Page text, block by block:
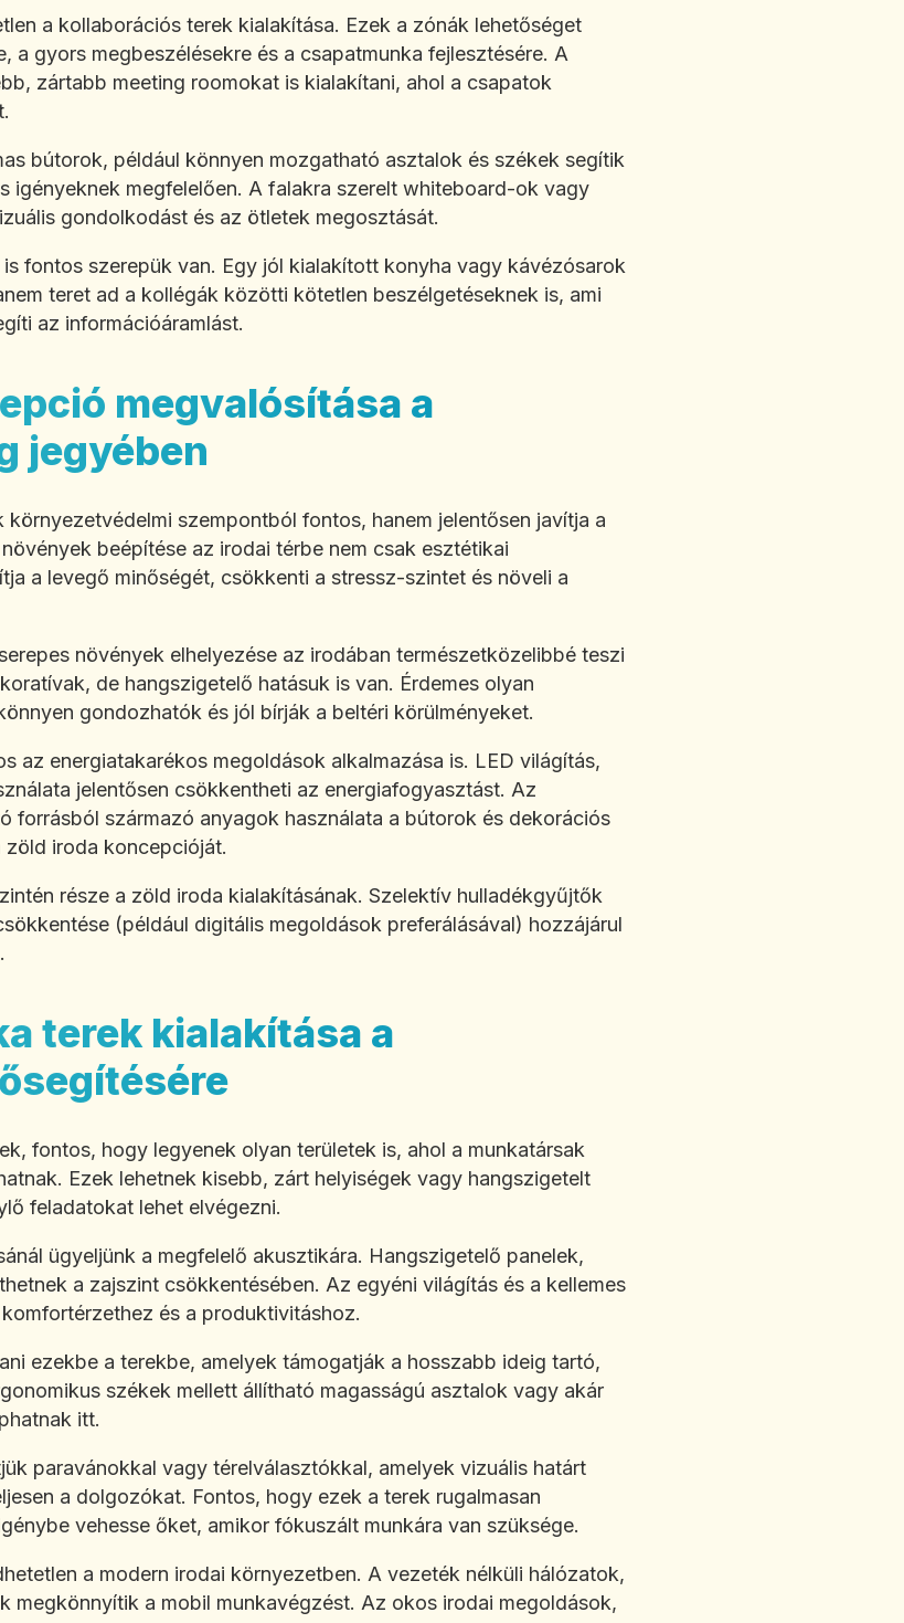
a kollaborációs terek kialakítása. Ezek a zónák lehetőséget
a gyors megbeszélésekre és a csapatmunka fejlesztésére. A
zártabb meeting roomokat is kialakítani, ahol a csapatok
bútorok, például könnyen mozgatható asztalok és székek segítik
igényeknek megfelelően. A falakra szerelt whiteboard-ok vagy
gondolkodást és az ötletek megosztását.
fontos szerepük van. Egy jól kialakított konyha vagy kávézósarok
teret ad a kollégák közötti kötetlen beszélgetéseknek is, ami
az információáramlást.
megvalósítása a
jegyében
szempontból fontos, hanem jelentősen javítja a
beépítése az irodai térbe nem csak esztétikai
a levegő minőségét, csökkenti a stressz-szintet és növeli a
növények elhelyezése az irodában természetközelibbé teszi
de hangszigetelő hatásuk is van. Érdemes olyan
gondozhatók és jól bírják a beltéri körülményeket.
az energiatakarékos megoldások alkalmazása is. LED világítás,
jelentősen csökkentheti az energiafogyasztást. Az
forrásból származó anyagok használata a bútorok és dekorációs
zöld iroda koncepcióját.
része a zöld iroda kialakításának. Szelektív hulladékgyűjtők
(például digitális megoldások preferálásával) hozzájárul
terek kialakítása a
fontos, hogy legyenek olyan területek is, ahol a munkatársak
Ezek lehetnek kisebb, zárt helyiségek vagy hangszigetelt
feladatokat lehet elvégezni.
ügyeljünk a megfelelő akusztikára. Hangszigetelő panelek,
a zajszint csökkentésében. Az egyéni világítás és a kellemes
és a produktivitáshoz.
ezekbe a terekbe, amelyek támogatják a hosszabb ideig tartó,
székek mellett állítható magasságú asztalok vagy akár
itt.
paravánokkal vagy térelválasztókkal, amelyek vizuális határt
a dolgozókat. Fontos, hogy ezek a terek rugalmasan
vehesse őket, amikor fókuszált munkára van szüksége.
a modern irodai környezetben. A vezeték nélküli hálózatok,
megkönnyítik a mobil munkavégzést. Az okos irodai megoldások,